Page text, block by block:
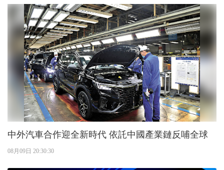
中外汽車合作迎全新時代 依託中國產業鏈反哺全球
08月09日 20:30:30